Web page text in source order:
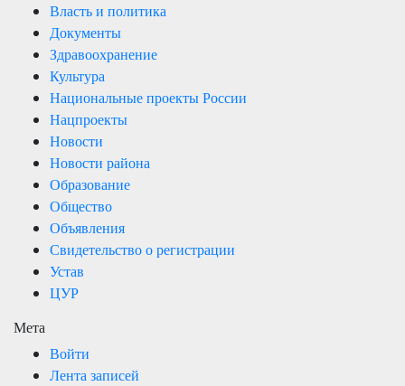
Власть и политика
Документы
Здравоохранение
Культура
Национальные проекты России
Нацпроекты
Новости
Новости района
Образование
Общество
Объявления
Свидетельство о регистрации
Устав
ЦУР
Мета
Войти
Лента записей